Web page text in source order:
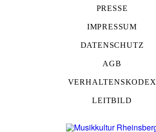
PRESSE
IMPRESSUM
DATENSCHUTZ
AGB
VERHALTENSKODEX
LEITBILD